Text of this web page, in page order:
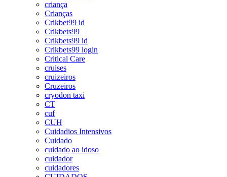
criança
Crianças
Crikbet99 id
Crikbets99
Crikbets99 id
Crikbets99 login
Critical Care
cruises
cruizeiros
Cruzeiros
cryodon taxi
CT
cuf
CUH
Cuidadios Intensivos
Cuidado
cuidado ao idoso
cuidador
cuidadores